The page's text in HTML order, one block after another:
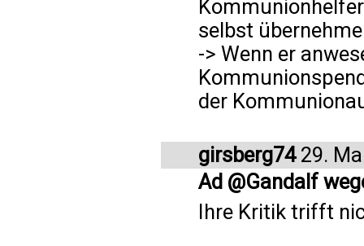
selbst
-> Wenn er
der
girsberg7429.
Ad @Gandalf
Ihre Kritik trifft